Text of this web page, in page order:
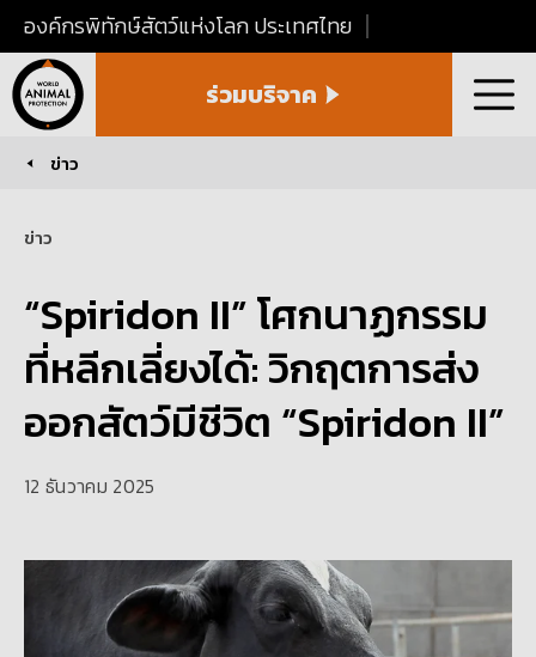
องค์กรพิทักษ์สัตว์แห่งโลก ประเทศไทย
Animal
Protection
ร่วมบริจาค เมนู
You are here:
ข่าว
“Spiridon II” โศกนาฏกรรม
ที่หลีกเลี่ยงได้: วิกฤตการส่ง
ออกสัตว์มีชีวิต “Spiridon II”
ข่าว
12 ธันวาคม 2025